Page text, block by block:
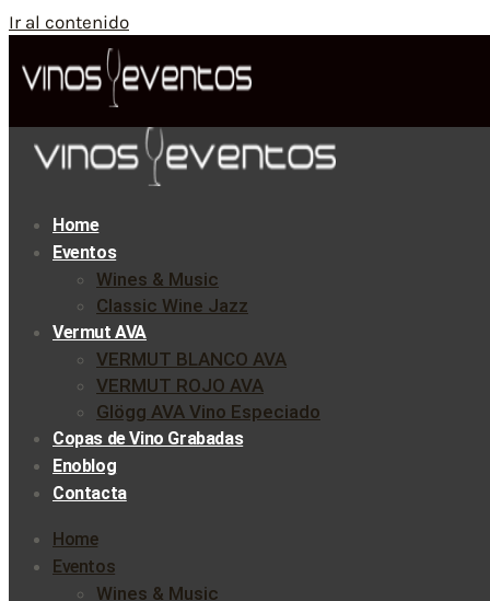
Ir al contenido
Home
Eventos
Wines & Music
Classic Wine Jazz
Vermut AVA
VERMUT BLANCO AVA
VERMUT ROJO AVA
Glögg AVA Vino Especiado
Copas de Vino Grabadas
Enoblog
Contacta
Home
Eventos
Wines & Music